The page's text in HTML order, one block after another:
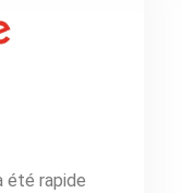
été rapide